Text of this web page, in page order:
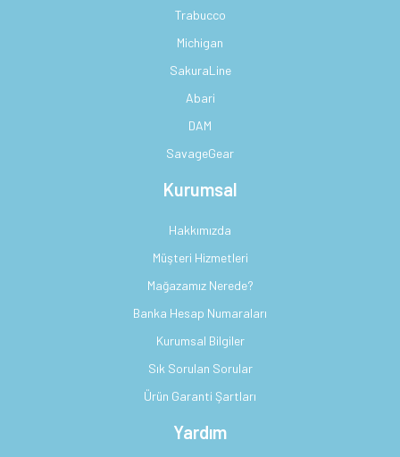
Trabucco
Michigan
SakuraLine
Abari
DAM
SavageGear
Kurumsal
Hakkımızda
Müşteri Hizmetleri
Mağazamız Nerede?
Banka Hesap Numaraları
Kurumsal Bilgiler
Sık Sorulan Sorular
Ürün Garanti Şartları
Yardım